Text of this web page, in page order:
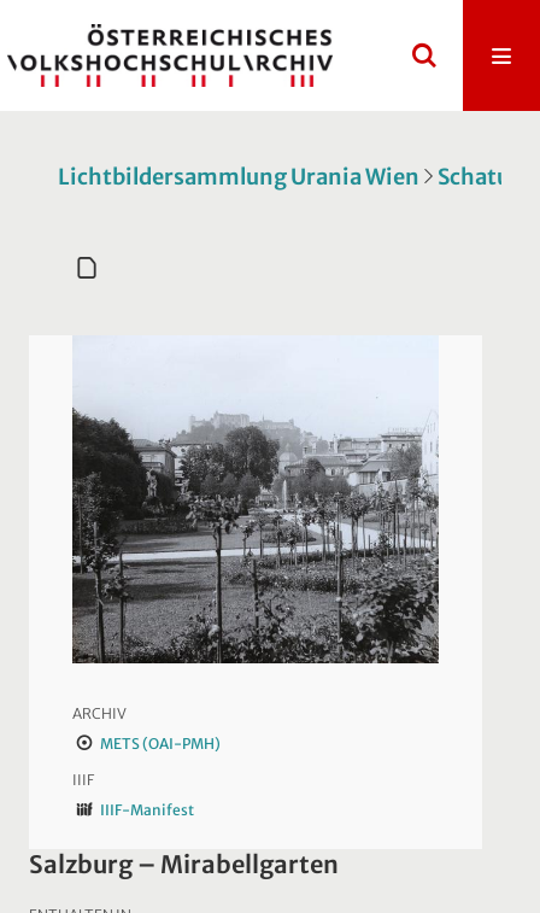
Lichtbildersammlung Urania Wien Schatulle
ARCHIV
METS (OAI-PMH)
IIIF
IIIF-Manifest
Salzburg – Mirabellgarten